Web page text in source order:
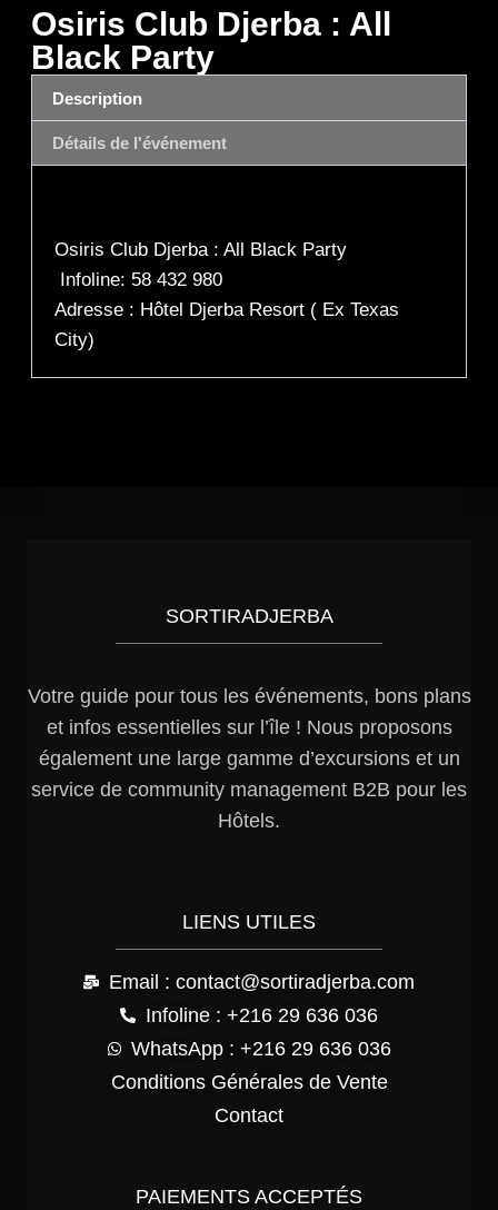
Osiris Club Djerba : All
Black Party
Description
Détails de l'événement
Osiris Club Djerba : All Black Party
Infoline: 58 432 980
Adresse : Hôtel Djerba Resort ( Ex Texas
City)
SORTIRADJERBA
Votre guide pour tous les événements, bons plans
et infos essentielles sur l’île ! Nous proposons
également une large gamme d’excursions et un
service de community management B2B pour les
Hôtels.
LIENS UTILES
Email : contact@sortiradjerba.com
Infoline : +216 29 636 036
WhatsApp : +216 29 636 036
Conditions Générales de Vente
Contact
PAIEMENTS ACCEPTÉS